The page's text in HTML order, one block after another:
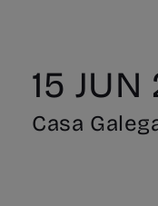
15
Casa